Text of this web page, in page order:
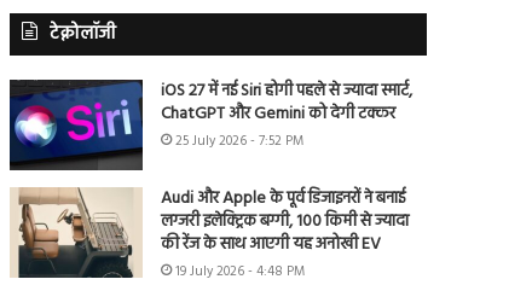
टेक्नोलॉजी
iOS 27 में नई Siri होगी पहले से ज्यादा स्मार्ट,
ChatGPT और Gemini को देगी टक्कर
25 July 2026 - 7:52 PM
Audi और Apple के पूर्व डिजाइनरों ने बनाई
लग्जरी इलेक्ट्रिक बग्गी, 100 किमी से ज्यादा
की रेंज के साथ आएगी यह अनोखी EV
19 July 2026 - 4:48 PM